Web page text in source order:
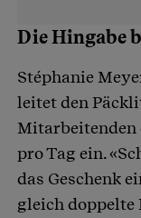
Die Hingabe
Stéphanie
leitet den
Mitarbeitenden
pro Tag ein.
das Geschenk
gleich doppelte